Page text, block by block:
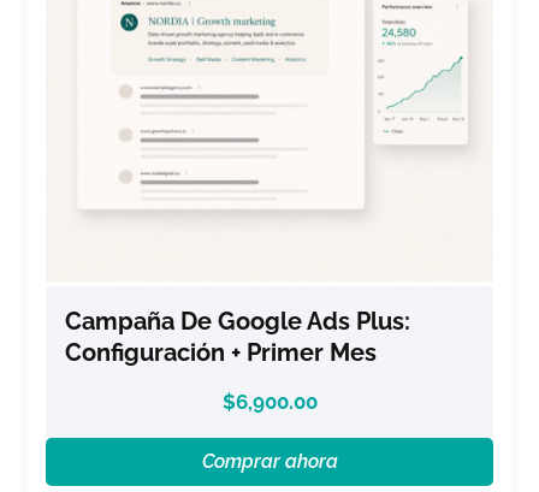
Campaña De Google Ads Plus:
Configuración + Primer Mes
$6,900.00
Comprar ahora